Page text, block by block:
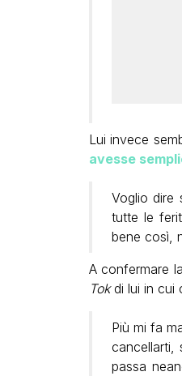
Lui invece
avesse
Voglio dire
tutte le
bene così,
A confermare
Tokdi lui in cui
Più mi fa
cancellarti,
passa